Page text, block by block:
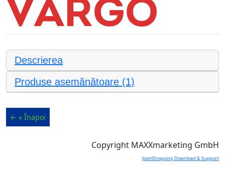
Descrierea
Produse asemănătoare (1)
Copyright MAXXmarketing GmbH
JoomShopping Download & Support